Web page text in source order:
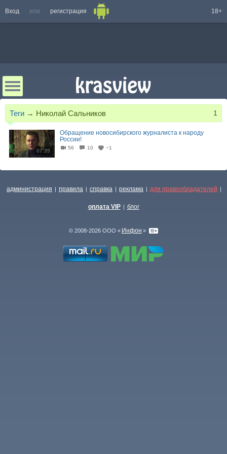
Вход или регистрация 18+
Теги → Николай Сальников 1
07:35
Обращение новосибирского журналиста к народу
России!
56 10 −1
администрация | правила | справка | реклама | для правообладателей |
оплата VIP | блог
© 2008-2026 ООО « Инфон »